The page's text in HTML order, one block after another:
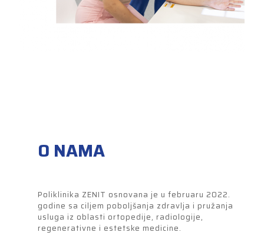
O NAMA
Poliklinika ZENIT osnovana je u februaru 2022.
godine sa ciljem poboljšanja zdravlja i pružanja
usluga iz oblasti ortopedije, radiologije,
regenerativne i estetske medicine.